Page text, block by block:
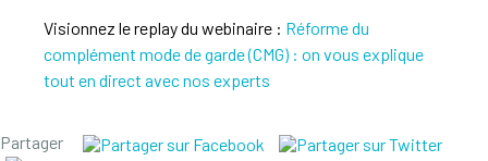
Visionnez le replay du webinaire : Réforme du
complément mode de garde (CMG) : on vous explique
tout en direct avec nos experts
Partager